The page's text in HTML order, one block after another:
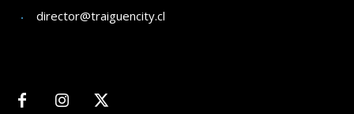
director@traiguencity.cl